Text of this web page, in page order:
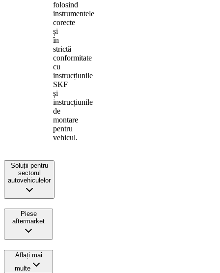
folosind
instrumentele
corecte
și
în
strictă
conformitate
cu
instrucțiunile
SKF
și
instrucțiunile
de
montare
pentru
vehicul.
Soluții pentru
sectorul
autovehiculelor
Piese
aftermarket
Aflați mai
multe